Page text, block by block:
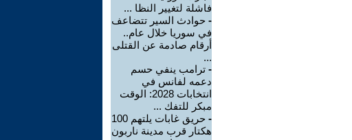
فاشلة لتغيير النظا ...
- حوادث السير تتضاعف
في سوريا خلال عام..
أرقام صادمة عن القتلى
...
- ترامب ينفي حسم
دعمه لفانس في
انتخابات 2028: الوقت
مبكر للتفك ...
-
حريق غابات يلتهم 100
هكتار قرب مدينة ناربون